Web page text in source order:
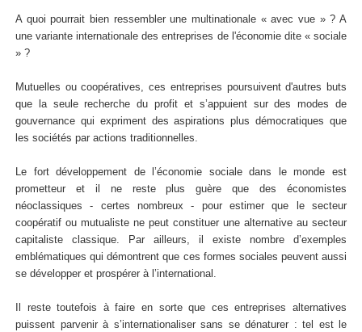
A quoi pourrait bien ressembler une multinationale « avec vue » ? A
une variante internationale des entreprises de l'économie dite « sociale
» ?
Mutuelles ou coopératives, ces entreprises poursuivent d'autres buts
que la seule recherche du profit et s’appuient sur des modes de
gouvernance qui expriment des aspirations plus démocratiques que
les sociétés par actions traditionnelles.
Le fort développement de l’économie sociale dans le monde est
prometteur et il ne reste plus guère que des économistes
néoclassiques - certes nombreux - pour estimer que le secteur
coopératif ou mutualiste ne peut constituer une alternative au secteur
capitaliste classique. Par ailleurs, il existe nombre d’exemples
emblématiques qui démontrent que ces formes sociales peuvent aussi
se développer et prospérer à l’international.
Il reste toutefois à faire en sorte que ces entreprises alternatives
puissent parvenir à s’internationaliser sans se dénaturer : tel est le